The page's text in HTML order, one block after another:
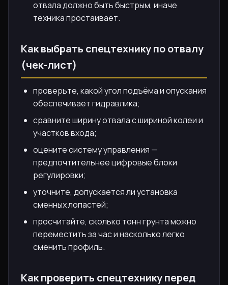
отвала должно быть быстрым, иначе
техника простаивает.
Как выбрать спецтехнику по отвалу
(чек-лист)
проверьте, какой угол подъёма и опускания
обеспечивает гидравлика;
сравните ширину отвала с шириной колеи и
участков входа;
оцените систему управления —
предпочтительнее цифровые блоки
регулировки;
уточните, допускается ли установка
сменных лопастей;
просчитайте, сколько тонн грунта можно
переместить за час и насколько легко
сменить профиль.
Как проверить спецтехнику перед